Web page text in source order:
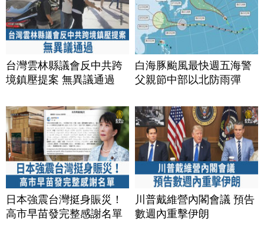
台灣雲林縣議會反中共跨
境鎮壓提案 無異議通過
白海豚颱風最快週五海警
父親節中部以北防雨彈
日本強震台灣挺身賑災！
高市早苗發完整感謝名單
川普戴維營內閣會議 預告
數週內重擊伊朗